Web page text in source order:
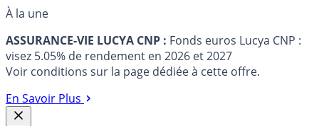
À la une
ASSURANCE-VIE LUCYA CNP : Fonds euros Lucya CNP :
visez 5.05% de rendement en 2026 et 2027
Voir conditions sur la page dédiée à cette offre.
En Savoir Plus